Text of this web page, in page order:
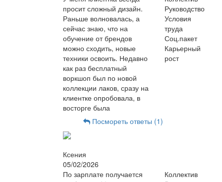
просит сложный дизайн.
Раньше волновалась, а
сейчас знаю, что на
обучение от брендов
можно сходить, новые
техники освоить. Недавно
как раз бесплатный
воркшоп был по новой
коллекции лаков, сразу на
клиентке опробовала, в
восторге была
Руководство
Условия
труда
Соц.пакет
Карьерный
рост
Посмореть ответы (1)
Ксения
05/02/2026
По зарплате получается
Коллектив